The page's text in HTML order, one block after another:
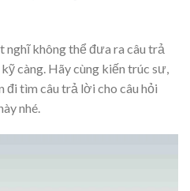
nghĩ không thể đưa ra câu trả
càng. Hãy cùng kiến trúc sư,
đi tìm câu trả lời cho câu hỏi
nhé.